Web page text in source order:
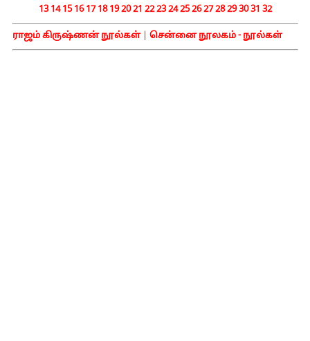
131415161718192021 22232425262728293031 32
ராஜம் கிருஷ்ணன் நூல்கள்| சென்னை நூலகம் - நூல்கள்